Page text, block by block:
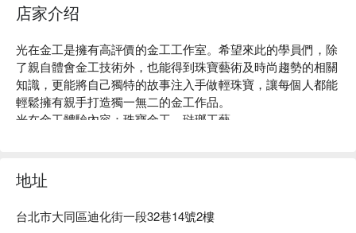
店家介绍
光在金工是擁有高評價的金工工作室。希望來此的學員們，除
了親自體會金工技術外，也能得到珠寶藝術及時尚趨勢的相關
知識，更能將自己獨特的故事注入手做輕珠寶，讓每個人都能
輕鬆擁有親手打造獨一無二的金工作品。
光在金工體驗內容：珠寶金工、琺瑯工藝。
由完整留歐背景與豐富產學經歷的藝術總監盧瑞芷領導，帶領
專業製作團隊，以推廣工藝設計美學為己任，提供專業珠寶金
光在金工預約、光在金工價格立刻查看⬇︎
地址
台北市大同區迪化街一段32巷14號2樓